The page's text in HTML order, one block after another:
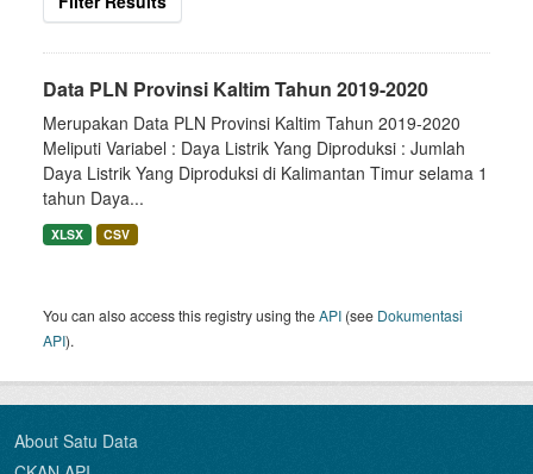
Data PLN Provinsi Kaltim Tahun 2019-2020
Merupakan Data PLN Provinsi Kaltim Tahun 2019-2020
Meliputi Variabel : Daya Listrik Yang Diproduksi : Jumlah
Daya Listrik Yang Diproduksi di Kalimantan Timur selama 1
tahun Daya...
XLSX CSV
You can also access this registry using theAPI (see Dokumentasi
API).
About Satu Data